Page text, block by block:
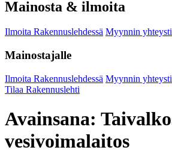
Mainosta & ilmoita
Ilmoita Rakennuslehdessä Myynnin
Mainostajalle
Ilmoita Rakennuslehdessä Myynnin
Tilaa Rakennuslehti
Avainsana:
vesivoimalaitos